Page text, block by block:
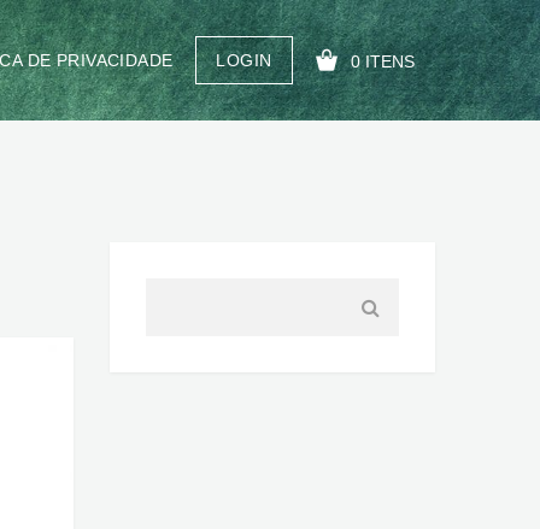
DE PRIVACIDADE LOGIN 0 ITENS